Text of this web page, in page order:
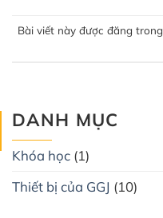
Bài viết này được đăng trong
DANH MỤC
Khóa học (1)
Thiết bị của GGJ (10)